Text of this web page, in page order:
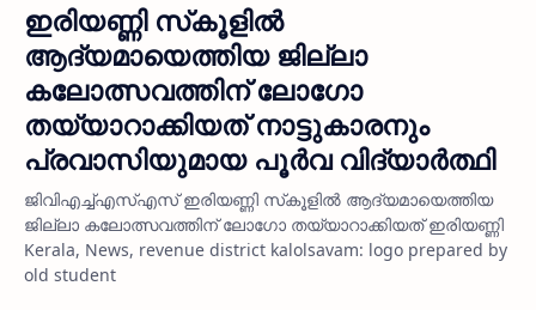
ഇരിയണ്ണി സ്‌കൂളില്‍
ആദ്യമായെത്തിയ ജില്ലാ
കലോത്സവത്തിന് ലോഗോ
തയ്യാറാക്കിയത് നാട്ടുകാരനും
പ്രവാസിയുമായ പൂര്‍വ വിദ്യാര്‍ത്ഥി
ജിവിഎച്ച്എസ്എസ് ഇരിയണ്ണി സ്‌കൂളില്‍ ആദ്യമായെത്തിയ
ജില്ലാ കലോത്സവത്തിന് ലോഗോ തയ്യാറാക്കിയത് ഇരിയണ്ണി
Kerala, News, revenue district kalolsavam: logo prepared by
old student